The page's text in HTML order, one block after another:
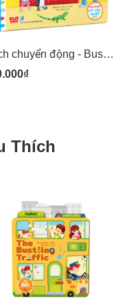
Sách chuyển động - Busy - The zoo - Sở thú
Thích